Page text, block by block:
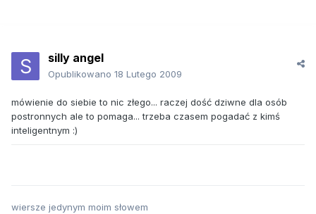
silly angel
Opublikowano 18 Lutego 2009
mówienie do siebie to nic złego... raczej dość dziwne dla osób
postronnych ale to pomaga... trzeba czasem pogadać z kimś
inteligentnym :)
wiersze jedynym moim słowem